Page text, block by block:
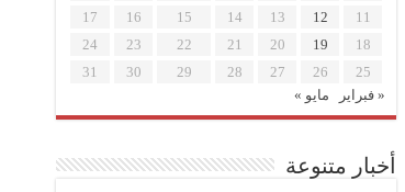
11
12
13
14
15
16
17
18
19
20
21
22
23
24
25
26
27
28
29
30
31
« فبراير
مايو »
أخبار متنوعة